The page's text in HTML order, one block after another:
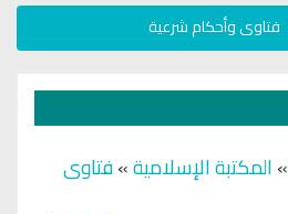
فتاوى وأحكام شرعية
»المكتبة الإسلامية»فتاوى